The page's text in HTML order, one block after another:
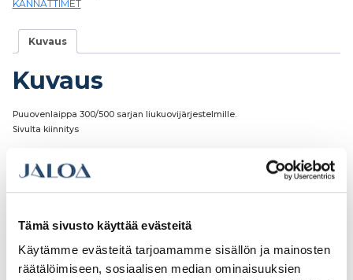
Tämä sivusto käyttää evästeitä
Käytämme evästeitä tarjoamamme sisällön ja mainosten
räätälöimiseen, sosiaalisen median ominaisuuksien
KANNATTIMET
Kuvaus
Kuvaus
Puuovenlaippa 300/500 sarjan liukuovijärjestelmille.
Sivulta kiinnitys
Tutustu myös